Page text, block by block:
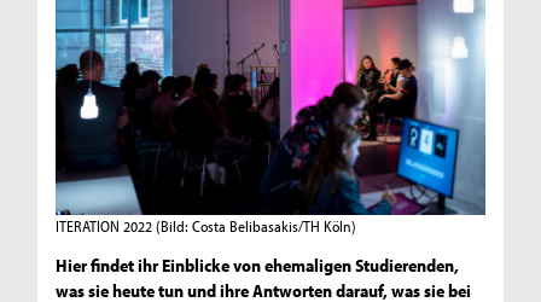
ITERATION 2022 (Bild: Costa Belibasakis/TH Köln)
Hier findet ihr Einblicke von ehemaligen Studierenden,
was sie heute tun und ihre Antworten darauf, was sie bei